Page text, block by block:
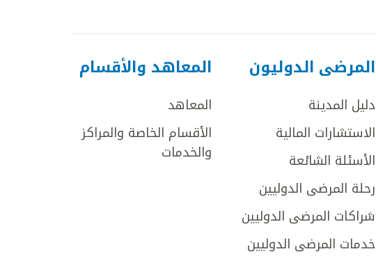
المرضى الدوليون
دليل المدينة
الاستشارات المالية
الأسئلة الشائعة
رحلة المرضى الدوليين
شراكات المرضى الدوليين
خدمات المرضى الدوليين
المعاهد والأقسام
المعاهد
الأقسام الخاصة والمراكز
والخدمات